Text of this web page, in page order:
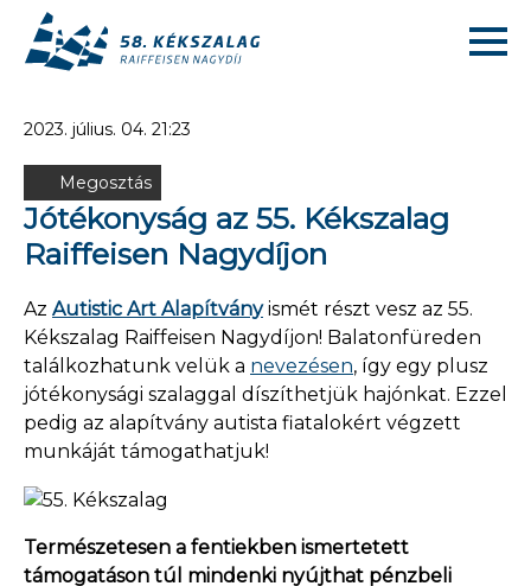
2023. július. 04. 21:23
Megosztás
Jótékonyság az 55. Kékszalag
Raiffeisen Nagydíjon
Az Autistic Art Alapítványismét részt vesz az 55.
Kékszalag Raiffeisen Nagydíjon! Balatonfüreden
találkozhatunk velük a nevezésen, így egy plusz
jótékonysági szalaggal díszíthetjük hajónkat. Ezzel
pedig az alapítvány autista fiatalokért végzett
munkáját támogathatjuk!
Természetesen a fentiekben ismertetett
támogatáson túl mindenki nyújthat pénzbeli